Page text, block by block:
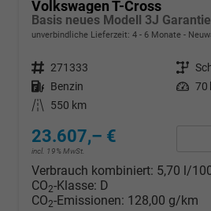
Volkswagen T-Cross
unverbindliche Lieferzeit: 4 - 6 Monate
Fahrzeugnr. 271333 Getriebe
Kraftstoff Benzin Leistung 70
Kilometerstand
550 km
23.607,– €
incl. 19% MwSt.
Verbrauch kombiniert: 5,70 l/
CO2-Klasse: D
CO2-Emissionen: 128,00 g/km